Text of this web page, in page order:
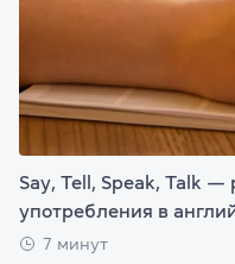
Say, Tell, Speak, Talk —
употребления в
7 минут